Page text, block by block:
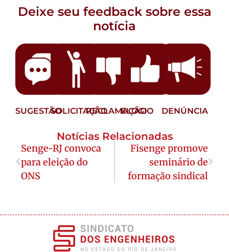
Deixe seu feedback sobre essa
notícia
SUGESTÃOSOLICITAÇÃORECLAMAÇÃO
ELOGIO DENÚNCIA
Notícias Relacionadas
Senge-RJ convoca
para eleição do
ONS
Fisenge promove
seminário de
formação sindical